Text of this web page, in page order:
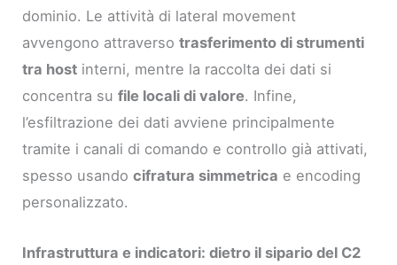
dominio. Le attività di lateral movement
avvengono attraversotrasferimento di strumenti
tra host interni, mentre la raccolta dei dati si
concentra sufile locali di valore. Infine,
l’esfiltrazione dei dati avviene principalmente
tramite i canali di comando e controllo già attivati,
spesso usandocifratura simmetrica e encoding
personalizzato.
Infrastruttura e indicatori: dietro il sipario del C2